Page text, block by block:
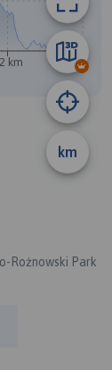
km
km 16 km
Rożnowski Park
trasy: